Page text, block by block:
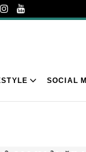
SOCIAL